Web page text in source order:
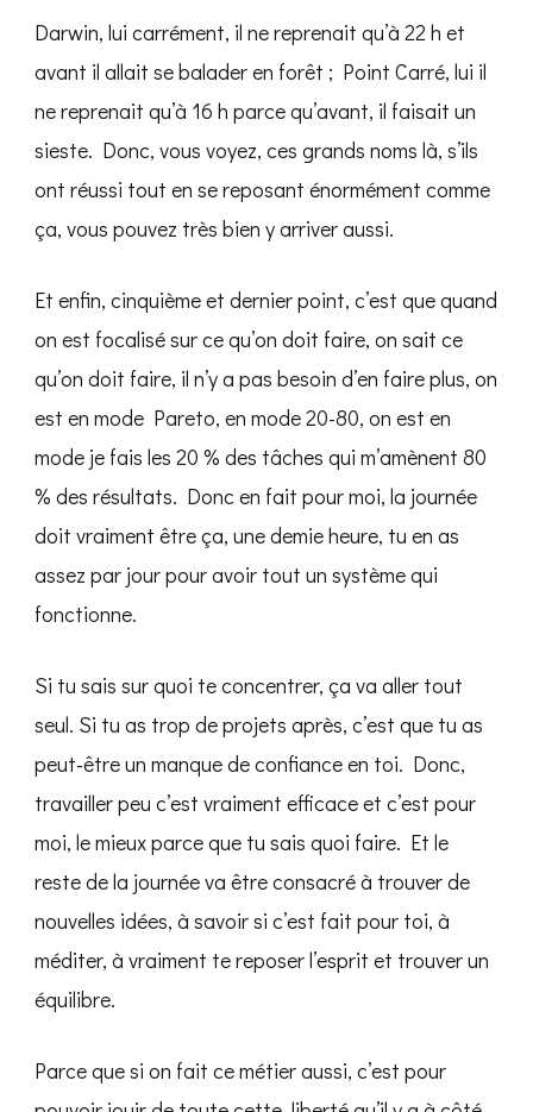
Darwin, lui carrément, il ne reprenait qu’à 22 h et
avant il allait se balader en forêt ; Point Carré, lui il
ne reprenait qu’à 16 h parce qu’avant, il faisait un
sieste. Donc, vous voyez, ces grands noms là, s’ils
ont réussi tout en se reposant énormément comme
ça, vous pouvez très bien y arriver aussi.
Et enfin, cinquième et dernier point, c’est que quand
on est focalisé sur ce qu’on doit faire, on sait ce
qu’on doit faire, il n’y a pas besoin d’en faire plus, on
est en mode Pareto, en mode 20-80, on est en
mode je fais les 20 % des tâches qui m’amènent 80
% des résultats. Donc en fait pour moi, la journée
doit vraiment être ça, une demie heure, tu en as
assez par jour pour avoir tout un système qui
fonctionne.
Si tu sais sur quoi te concentrer, ça va aller tout
seul. Si tu as trop de projets après, c’est que tu as
peut-être un manque de confiance en toi. Donc,
travailler peu c’est vraiment efficace et c’est pour
moi, le mieux parce que tu sais quoi faire. Et le
reste de la journée va être consacré à trouver de
nouvelles idées, à savoir si c’est fait pour toi, à
méditer, à vraiment te reposer l’esprit et trouver un
équilibre.
Parce que si on fait ce métier aussi, c’est pour